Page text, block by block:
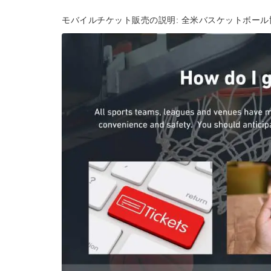
モバイルチケット販売の説明: 全米バスケットボール